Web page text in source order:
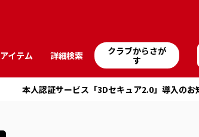
アイテム 詳細検索
クラブからさが
す
本人認証サービス「3Dセキュア2.0」導入のお